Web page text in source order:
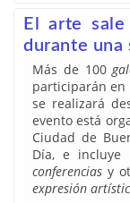
El arte
durante una
Más de 100
participarán
se realizará
evento está
Ciudad de
Día, e
conferencias y
expresión